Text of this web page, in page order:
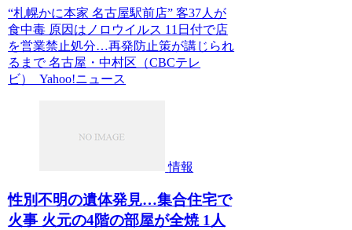
“札幌かに本家 名古屋駅前店” 客37人が
食中毒 原因はノロウイルス 11日付で店
を営業禁止処分…再発防止策が講じられ
るまで 名古屋・中村区（CBCテレ
ビ） Yahoo!ニュース
情報
性別不明の遺体発見…集合住宅で
火事 火元の4階の部屋が全焼 1人